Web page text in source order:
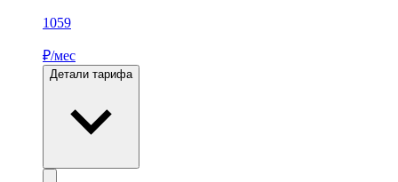
1059
₽/мес
Детали тарифа